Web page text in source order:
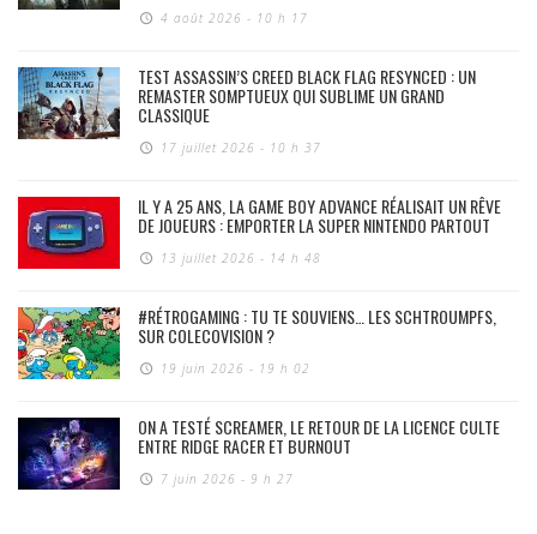
4 août 2026 - 10 h 17
TEST ASSASSIN’S CREED BLACK FLAG RESYNCED : UN
REMASTER SOMPTUEUX QUI SUBLIME UN GRAND
CLASSIQUE
17 juillet 2026 - 10 h 37
IL Y A 25 ANS, LA GAME BOY ADVANCE RÉALISAIT UN RÊVE
DE JOUEURS : EMPORTER LA SUPER NINTENDO PARTOUT
13 juillet 2026 - 14 h 48
#RÉTROGAMING : TU TE SOUVIENS… LES SCHTROUMPFS,
SUR COLECOVISION ?
19 juin 2026 - 19 h 02
ON A TESTÉ SCREAMER, LE RETOUR DE LA LICENCE CULTE
ENTRE RIDGE RACER ET BURNOUT
7 juin 2026 - 9 h 27